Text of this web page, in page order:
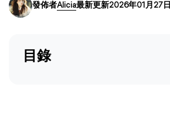
發佈者Alicia最新更新2026年01月27日
目錄